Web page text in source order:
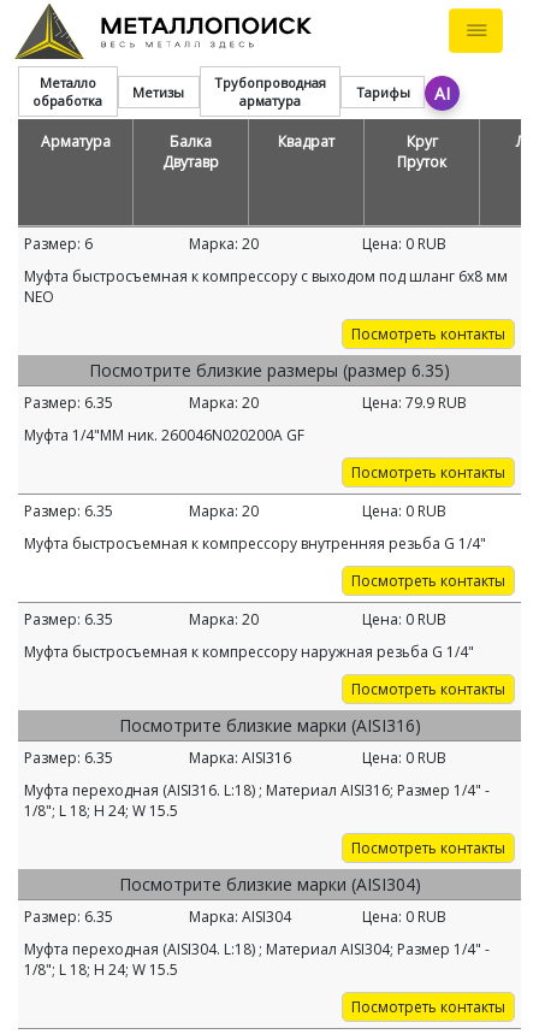
Металло
обработка
Метизы
Трубопроводная
арматура
Тарифы AI
Арматура
Балка
Двутавр
Квадрат
Круг
Пруток
Размер: 6 Марка: 20 Цена: 0 RUB
Муфта быстросъемная к компрессору с выходом под шланг 6х8 мм
NEO
Посмотреть контакты
Посмотрите близкие размеры (размер 6.35)
Размер: 6.35 Марка: 20 Цена: 79.9 RUB
Муфта 1/4"MM ник. 260046N020200A GF
Посмотреть контакты
Размер: 6.35 Марка: 20 Цена: 0 RUB
Муфта быстросъемная к компрессору внутренняя резьба G 1/4"
Посмотреть контакты
Размер: 6.35 Марка: 20 Цена: 0 RUB
Муфта быстросъемная к компрессору наружная резьба G 1/4"
Посмотреть контакты
Посмотрите близкие марки (AISI316)
Размер: 6.35 Марка: AISI316 Цена: 0 RUB
Муфта переходная (AISI316. L:18) ; Материал AISI316; Размер 1/4" -
1/8"; L 18; H 24; W 15.5
Посмотреть контакты
Посмотрите близкие марки (AISI304)
Размер: 6.35 Марка: AISI304 Цена: 0 RUB
Муфта переходная (AISI304. L:18) ; Материал AISI304; Размер 1/4" -
1/8"; L 18; H 24; W 15.5
Посмотреть контакты